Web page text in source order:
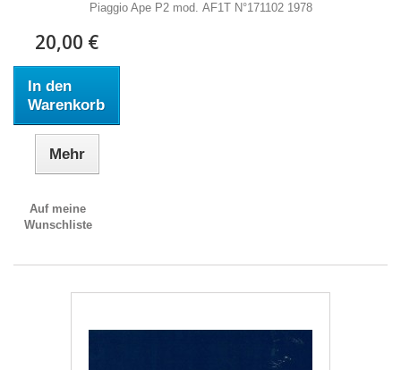
Piaggio Ape P2 mod. AF1T N°171102 1978
20,00 €
In den
Warenkorb
Mehr
Auf meine
Wunschliste